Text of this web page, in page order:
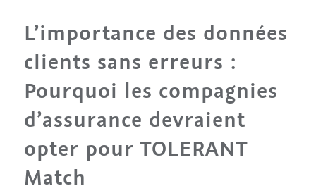
L’importance des données
clients sans erreurs :
Pourquoi les compagnies
d’assurance devraient
opter pour TOLERANT
Match